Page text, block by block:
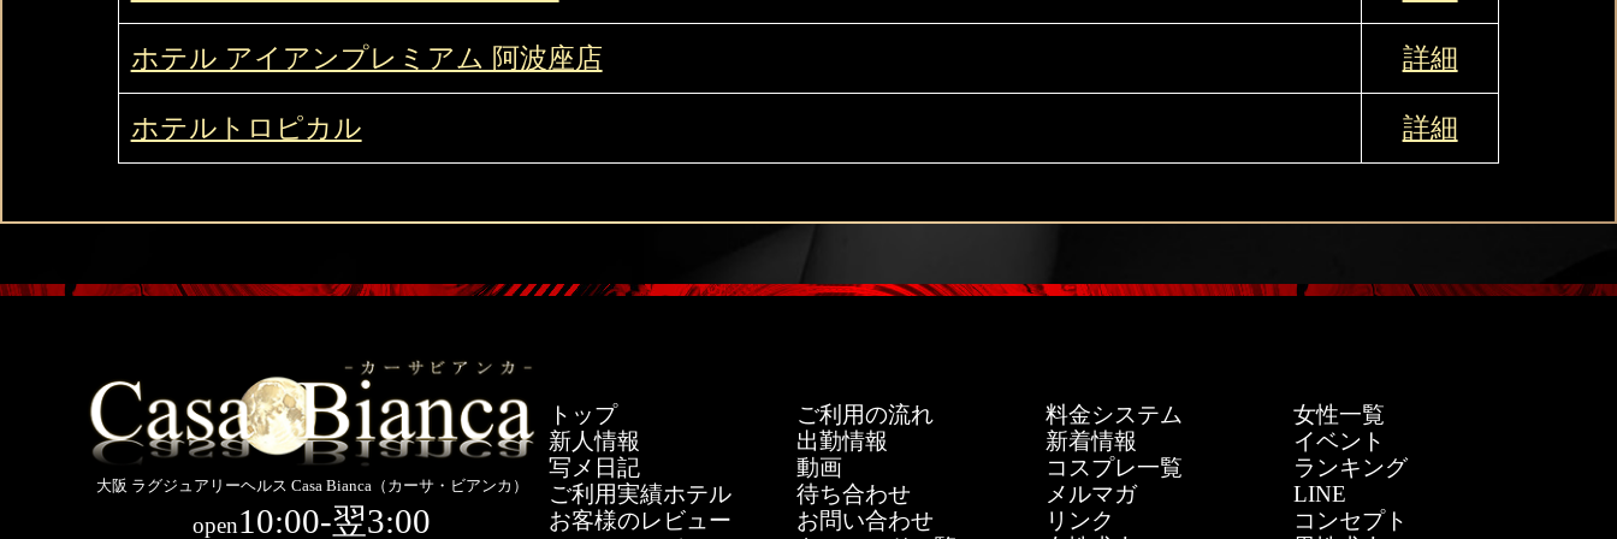
ホテル アイアンプレミアム 阿波座店 詳細
ホテルトロピカル 詳細
大阪 ラグジュアリーヘルス Casa Bianca（カーサ・ビアンカ）
open10:00-翌3:00
トップ ご利用の流れ 料金システム
女性一覧
新人情報
出勤情報 新着情報
イベント
写メ日記
動画 コスプレ一覧
ランキング
ご利用実績ホテル
待ち合わせ メルマガ
LINE
お客様のレビュー
お問い合わせ リンク
コンセプト